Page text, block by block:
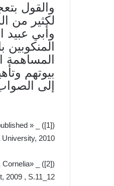
والقول
لكثير من
وأبي عبيد
المساهمة
بيوتهم
إلى
2010.
Cornelia
2009 , S.11_12.